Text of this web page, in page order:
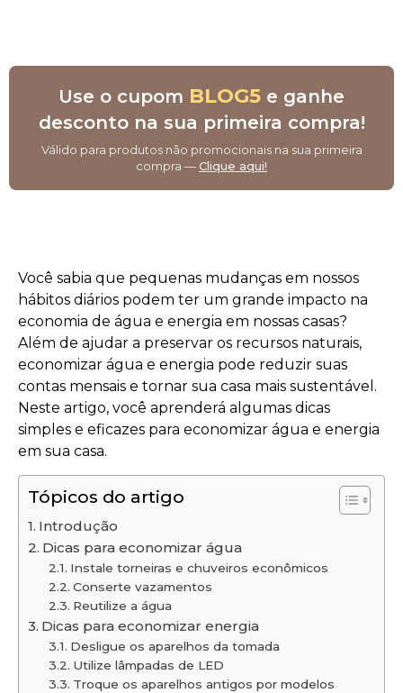
Use o cupom BLOG5 e ganhe
desconto na sua primeira compra!
Válido para produtos não promocionais na sua primeira
compra —Clique aqui!
Você sabia que pequenas mudanças em nossos
hábitos diários podem ter um grande impacto na
economia de água e energia em nossas casas?
Além de ajudar a preservar os recursos naturais,
economizar água e energia pode reduzir suas
contas mensais e tornar sua casa mais sustentável.
Neste artigo, você aprenderá algumas dicas
simples e eficazes para economizar água e energia
em sua casa.
Tópicos do artigo
Introdução
Dicas para economizar água
Instale torneiras e chuveiros econômicos
Conserte vazamentos
Reutilize a água
Dicas para economizar energia
Desligue os aparelhos da tomada
Utilize lâmpadas de LED
Troque os aparelhos antigos por modelos